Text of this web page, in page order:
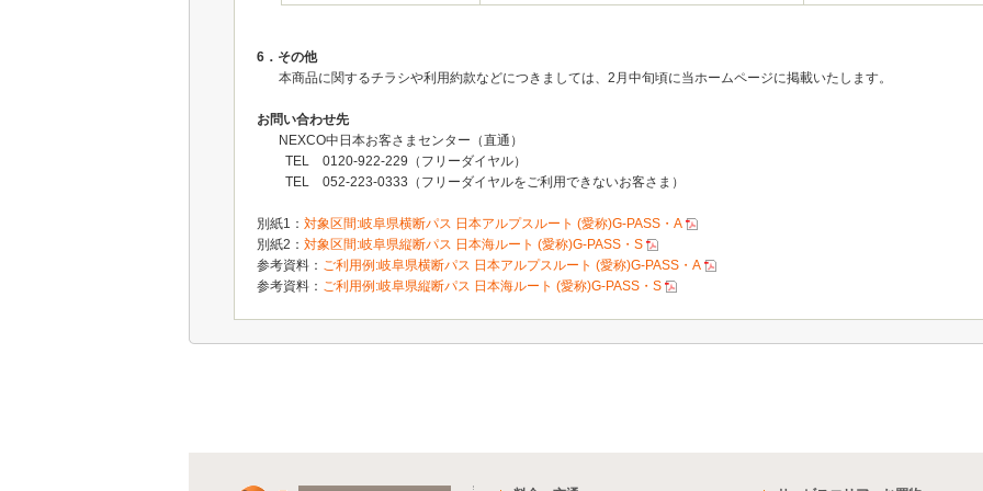
6．その他
本商品に関するチラシや利用約款などにつきましては、2月中旬頃に当ホームページに掲載いたします。
お問い合わせ先
NEXCO中日本お客さまセンター（直通）
TEL 0120-922-229（フリーダイヤル）
TEL 052-223-0333（フリーダイヤルをご利用できないお客さま）
別紙1： 対象区間:岐阜県横断パス 日本アルプスルート (愛称)G-PASS・A
別紙2： 対象区間:岐阜県縦断パス 日本海ルート (愛称)G-PASS・S
参考資料： ご利用例:岐阜県横断パス 日本アルプスルート (愛称)G-PASS・A
参考資料： ご利用例:岐阜県縦断パス 日本海ルート (愛称)G-PASS・S